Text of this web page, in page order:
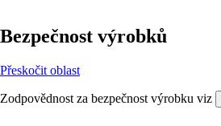
Bezpečnost výrobků
Přeskočit oblast
Zodpovědnost za bezpečnost výrobku viz